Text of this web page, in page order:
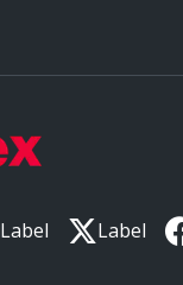
Label Label